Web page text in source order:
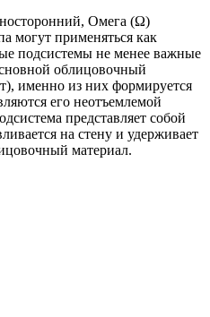
Омега (Ω)
могут применяться как
подсистемы не менее важные
облицовочный
именно из них формируется
его неотъемлемой
представляет собой
на стену и удерживает
материал.